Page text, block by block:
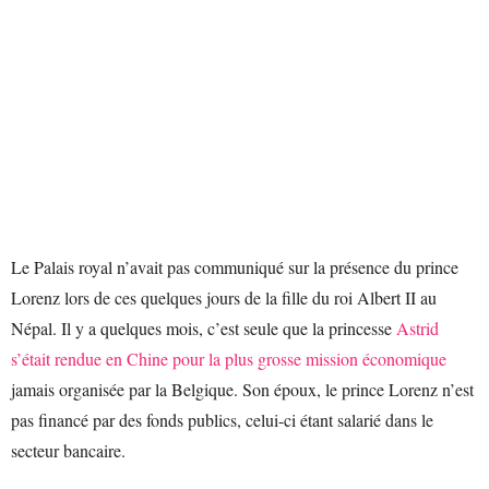
Le Palais royal n’avait pas communiqué sur la présence du prince
Lorenz lors de ces quelques jours de la fille du roi Albert II au
Népal. Il y a quelques mois, c’est seule que la princesse Astrid
s’était rendue en Chine pour la plus grosse mission économique
jamais organisée par la Belgique. Son époux, le prince Lorenz n’est
pas financé par des fonds publics, celui-ci étant salarié dans le
secteur bancaire.